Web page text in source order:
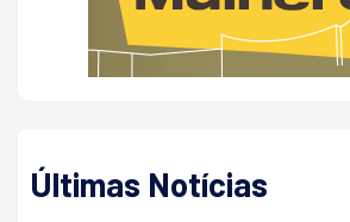
Últimas Notícias